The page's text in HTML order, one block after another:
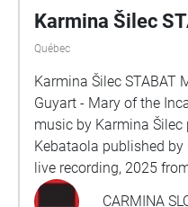
Karmina Šilec
Québec
Karmina Šilec STABAT
Guyart - Mary of the
music by Karmina
Kebataola published
live recording, 2025
CARMINA